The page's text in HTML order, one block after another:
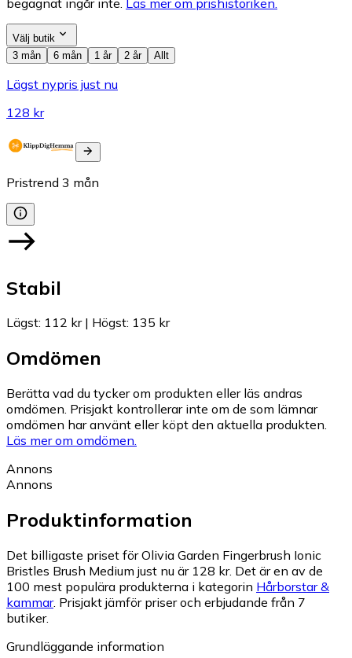
Välj butik
3 mån
6 mån 1 år 2 år Allt
Lägst nypris just nu
128 kr
Pristrend 3 mån
Stabil
Lägst: 112 kr| Högst: 135 kr
Omdömen
Berätta vad du tycker om produkten eller läs andras
omdömen. Prisjakt kontrollerar inte om de som lämnar
omdömen har använt eller köpt den aktuella produkten.
Läs mer om omdömen.
Annons
Annons
Produktinformation
Det billigaste priset för Olivia Garden Fingerbrush Ionic
Bristles Brush Medium just nu är 128 kr. Det är en av de
100 mest populära produkterna i kategorin Hårborstar &
kammar. Prisjakt jämför priser och erbjudande från 7
butiker.
Grundläggande information